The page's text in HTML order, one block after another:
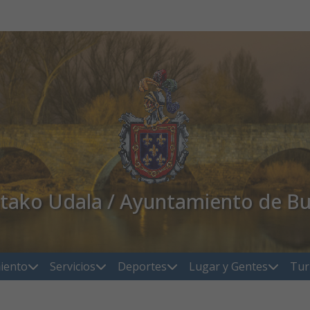
Udala / Ayuntamiento de
Servicios Deportes Lugar y Gentes